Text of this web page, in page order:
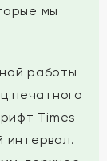
мы
работы
печатного
Times
интервал.